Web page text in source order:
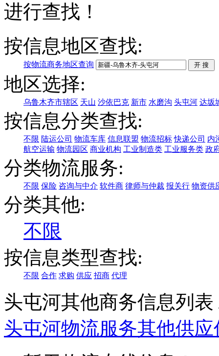
进行查找！
按信息地区查找:
按物流商务地区查询
地区选择:
乌鲁木齐市辖区 天山 沙依巴克 新市 水磨沟 头屯河 达坂
按信息分类查找:
不限 陆运公司 物流车库 信息联盟 物流招标 快递公司 内
航空运输 物流园区 商业机构 工业制造类 工业服务类 政
分类物流服务:
不限 保险 咨询与中介 软件商 律师与仲裁 报关行 物资供
分类其他:
不限
按信息类型查找:
不限 合作 求购 供应 招商 代理
头屯河其他商务信息列表
头屯河物流服务其他供应